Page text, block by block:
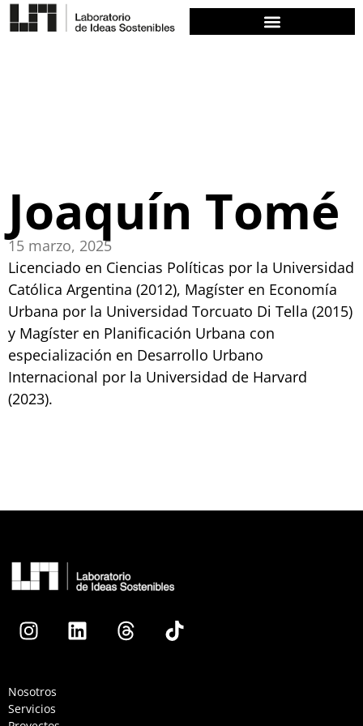
Joaquín Tomé
15 marzo, 2025
Licenciado en Ciencias Políticas por la Universidad
Católica Argentina (2012), Magíster en Economía
Urbana por la Universidad Torcuato Di Tella (2015)
y Magíster en Planificación Urbana con
especialización en Desarrollo Urbano
Internacional por la Universidad de Harvard
(2023).
Nosotros
Servicios